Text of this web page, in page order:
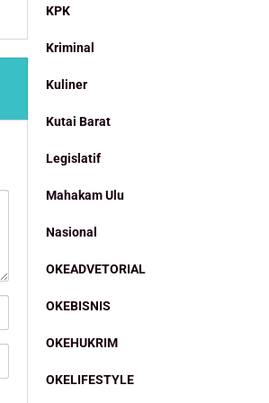
KPK
Kriminal
Kuliner
Kutai Barat
Legislatif
Mahakam Ulu
Nasional
OKEADVETORIAL
OKEBISNIS
OKEHUKRIM
OKELIFESTYLE